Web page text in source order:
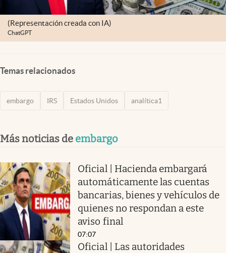
(Representación creada con IA)
ChatGPT
Temas relacionados
embargo IRS Estados Unidos analítica1
Más noticias de embargo
Oficial | Hacienda embargará
automáticamente las cuentas
bancarias, bienes y vehículos de
quienes no respondan a este
aviso final
07:07
Oficial | Las autoridades